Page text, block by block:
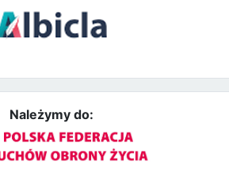
Należymy do: